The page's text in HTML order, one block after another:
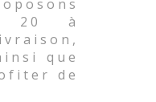
20 à
que
de